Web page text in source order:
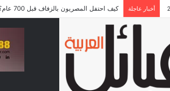
أخبار عاجلة كيف احتفل المصريون بالزفاف قبل 700 عام؟